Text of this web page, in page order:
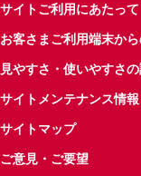
サイトご利用にあたって
お客さまご利用端末か
見やすさ・使いやすさ
サイトメンテナンス情報
サイトマップ
ご意見・ご要望